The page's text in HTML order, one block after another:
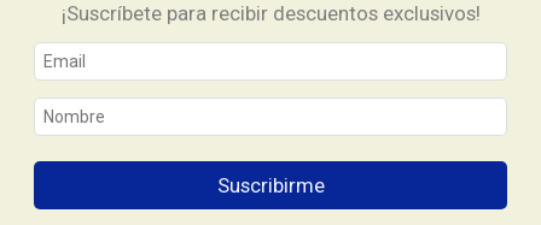
¡Suscríbete para recibir descuentos exclusivos!
Suscribirme
Inicio / RIOT GAMES /
Tarjeta Valorant Latam 2575 Vp - 25 Usd
Tarjeta Valorant Latam 2575 Vp - 25
Usd